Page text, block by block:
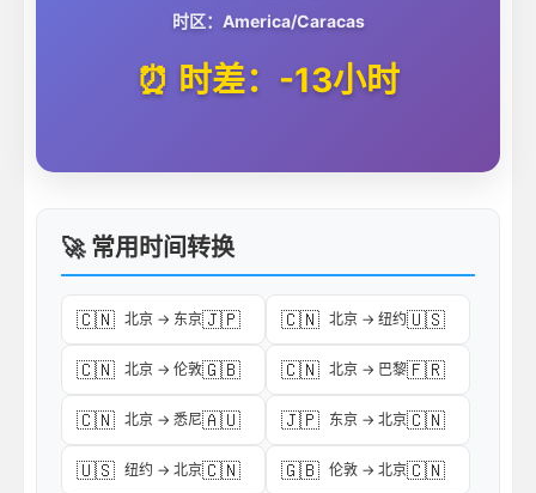
时区：America/Caracas
⏰ 时差：-13小时
🚀 常用时间转换
🇨🇳 北京 → 东京🇯🇵 🇨🇳 北京 → 纽约🇺🇸
🇨🇳 北京 → 伦敦🇬🇧 🇨🇳 北京 → 巴黎🇫🇷
🇨🇳 北京 → 悉尼🇦🇺 🇯🇵 东京 → 北京🇨🇳
🇺🇸 纽约 → 北京🇨🇳 🇬🇧 伦敦 → 北京🇨🇳